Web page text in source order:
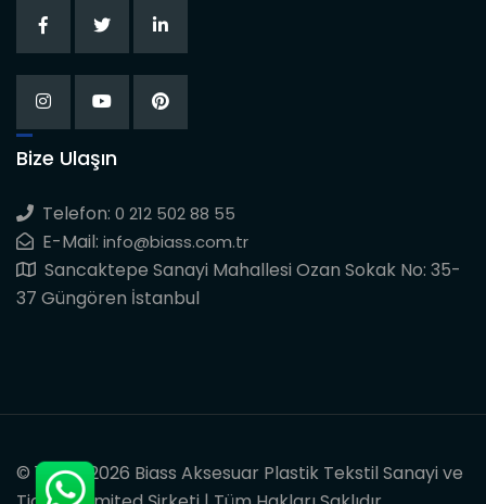
Bize Ulaşın
Telefon: 0 212 502 88 55
E-Mail: info@biass.com.tr
Sancaktepe Sanayi Mahallesi Ozan Sokak No: 35-
37 Güngören İstanbul
© 1997 - 2026 Biass Aksesuar Plastik Tekstil Sanayi ve